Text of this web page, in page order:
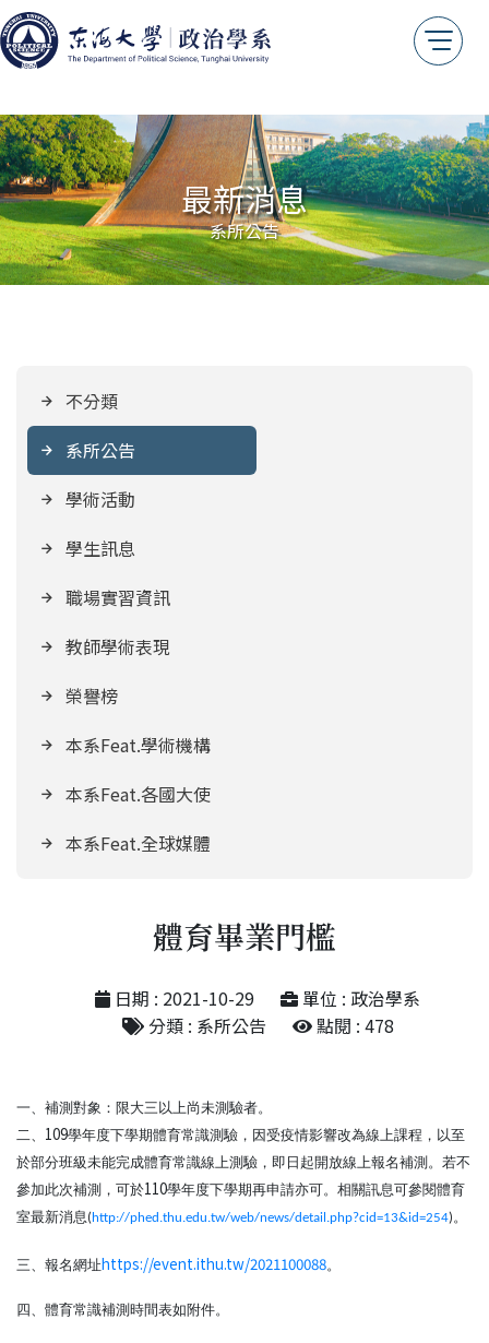
最新消息
系所公告
不分類
系所公告
學術活動
學生訊息
職場實習資訊
教師學術表現
榮譽榜
本系Feat.學術機構
本系Feat.各國大使
本系Feat.全球媒體
體育畢業門檻
日期 : 2021-10-29
單位 : 政治學系
分類 : 系所公告
點閱 : 478
一、補測對象：限大三以上尚未測驗者。
二、 109學年度下學期體育常識測驗，因受疫情影響改為線上課程，以至
於部分班級未能完成體育常識線上測驗，即日起開放線上報名補測。若不
參加此次補測，可於110學年度下學期再申請亦可。相關訊息可參閱體育
室最新消息(http://phed.thu.edu.tw/web/news/detail.php?cid=13&id=254)。
三、報名網址https://event.ithu.tw/2021100088。
四、體育常識補測時間表如附件。